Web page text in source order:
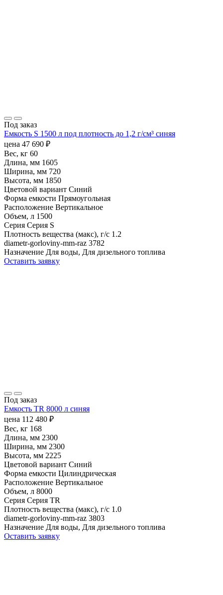
Под заказ
Емкость S 1500 л под плотность до 1,2 г/см³ синяя
цена 47 690 ₽
Вес, кг 60
Длина, мм 1605
Ширина, мм 720
Высота, мм 1850
Цветовой вариант Синий
Форма емкости Прямоугольная
Расположение Вертикальное
Объем, л 1500
Серия Серия S
Плотность вещества (макс), г/с 1.2
diametr-gorloviny-mm-raz 3782
Назначение Для воды, Для дизельного топлива
Оставить заявку
Под заказ
Емкость TR 8000 л синяя
цена 112 480 ₽
Вес, кг 168
Длина, мм 2300
Ширина, мм 2300
Высота, мм 2225
Цветовой вариант Синий
Форма емкости Цилиндрическая
Расположение Вертикальное
Объем, л 8000
Серия Серия TR
Плотность вещества (макс), г/с 1.0
diametr-gorloviny-mm-raz 3803
Назначение Для воды, Для дизельного топлива
Оставить заявку